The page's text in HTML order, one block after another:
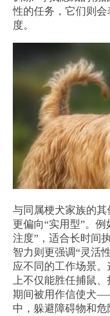
性的任务，它们则
度。
与同属梗犬家族的
更偏向“实用型”。
注度”，适合长时间
智力则更强调“灵活
应不同的工作场景
上不仅能胜任捕鼠
期间被用作信使犬
中，躲避障碍物和